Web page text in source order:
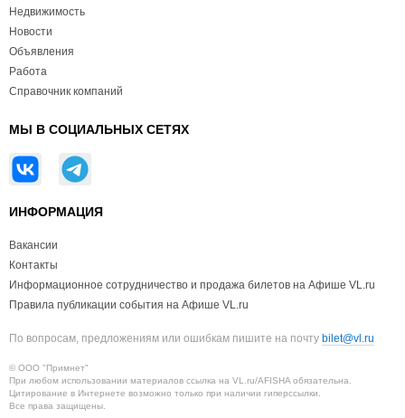
Недвижимость
Новости
Объявления
Работа
Справочник компаний
МЫ В СОЦИАЛЬНЫХ СЕТЯХ
ИНФОРМАЦИЯ
Вакансии
Контакты
Информационное сотрудничество и продажа билетов на Афише VL.ru
Правила публикации события на Афише VL.ru
По вопросам, предложениям или ошибкам пишите на почту bilet@vl.ru
© ООО "Примнет"
При любом использовании материалов ссылка на VL.ru/AFISHA обязательна.
Цитирование в Интернете возможно только при наличии гиперссылки.
Все права защищены.